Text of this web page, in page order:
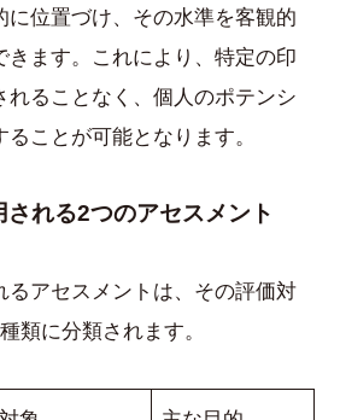
に位置づけ、その水準を客観的
きます。これにより、特定の印
れることなく、個人のポテンシ
ことが可能となります。
される2つのアセスメント
るアセスメントは、その評価対
類に分類されます。